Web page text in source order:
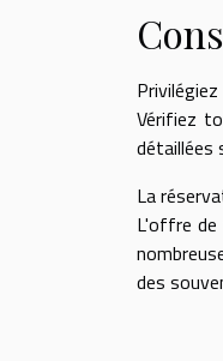
Vérifiez
détaillées
La
L'offre de
des